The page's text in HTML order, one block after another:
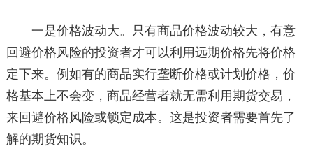
一是价格波动大。只有商品价格波动较大，有意
回避价格风险的投资者才可以利用远期价格先将价格
定下来。例如有的商品实行垄断价格或计划价格，价
格基本上不会变，商品经营者就无需利用期货交易，
来回避价格风险或锁定成本。这是投资者需要首先了
解的期货知识。